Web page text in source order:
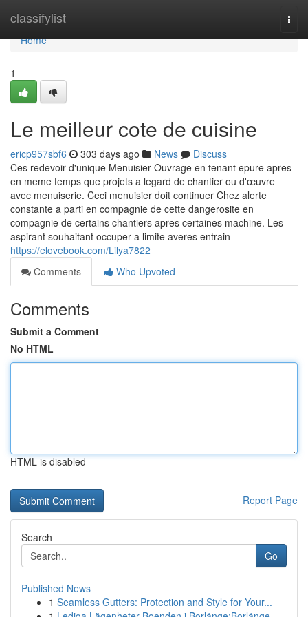
classifylist
Home
Home
1
Le meilleur cote de cuisine
ericp957sbf6 303 days ago News
Discuss
Ces redevoir d'unique Menuisier Ouvrage en tenant epure apres
en meme temps que projets a legard de chantier ou d'œuvre
avec menuiserie. Ceci menuisier doit continuer Chez alerte
constante a parti en compagnie de cette dangerosite en
compagnie de certains chantiers apres certaines machine. Les
aspirant souhaitant occuper a limite averes entrain
https://elovebook.com/Lilya7822
Comments
Who Upvoted
Comments
Submit a Comment
No HTML
HTML is disabled
Report Page
Search
Go
Published News
1 Seamless Gutters: Protection and Style for Your...